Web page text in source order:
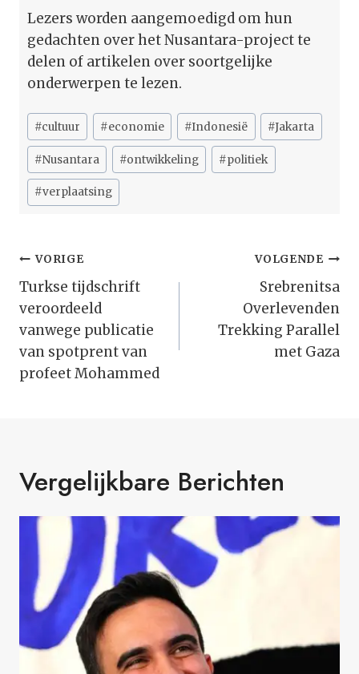
Lezers worden aangemoedigd om hun
gedachten over het Nusantara-project te
delen of artikelen over soortgelijke
onderwerpen te lezen.
Bericht
tags:
#cultuur #economie #Indonesië #Jakarta
#Nusantara #ontwikkeling #politiek
#verplaatsing
Bericht
Navigatie
VORIGE
Turkse tijdschrift
veroordeeld
vanwege publicatie
van spotprent van
profeet Mohammed
VOLGENDE
Srebrenitsa
Overlevenden
Trekking Parallel
met Gaza
Vergelijkbare Berichten